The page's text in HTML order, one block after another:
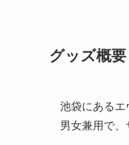
グッズ概要
池袋にあるエ
男女兼用で、